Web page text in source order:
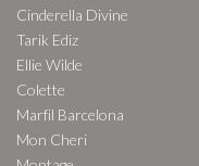
Cinderella Divine
Tarik Ediz
Ellie Wilde
Colette
Marfil Barcelona
Mon Cheri